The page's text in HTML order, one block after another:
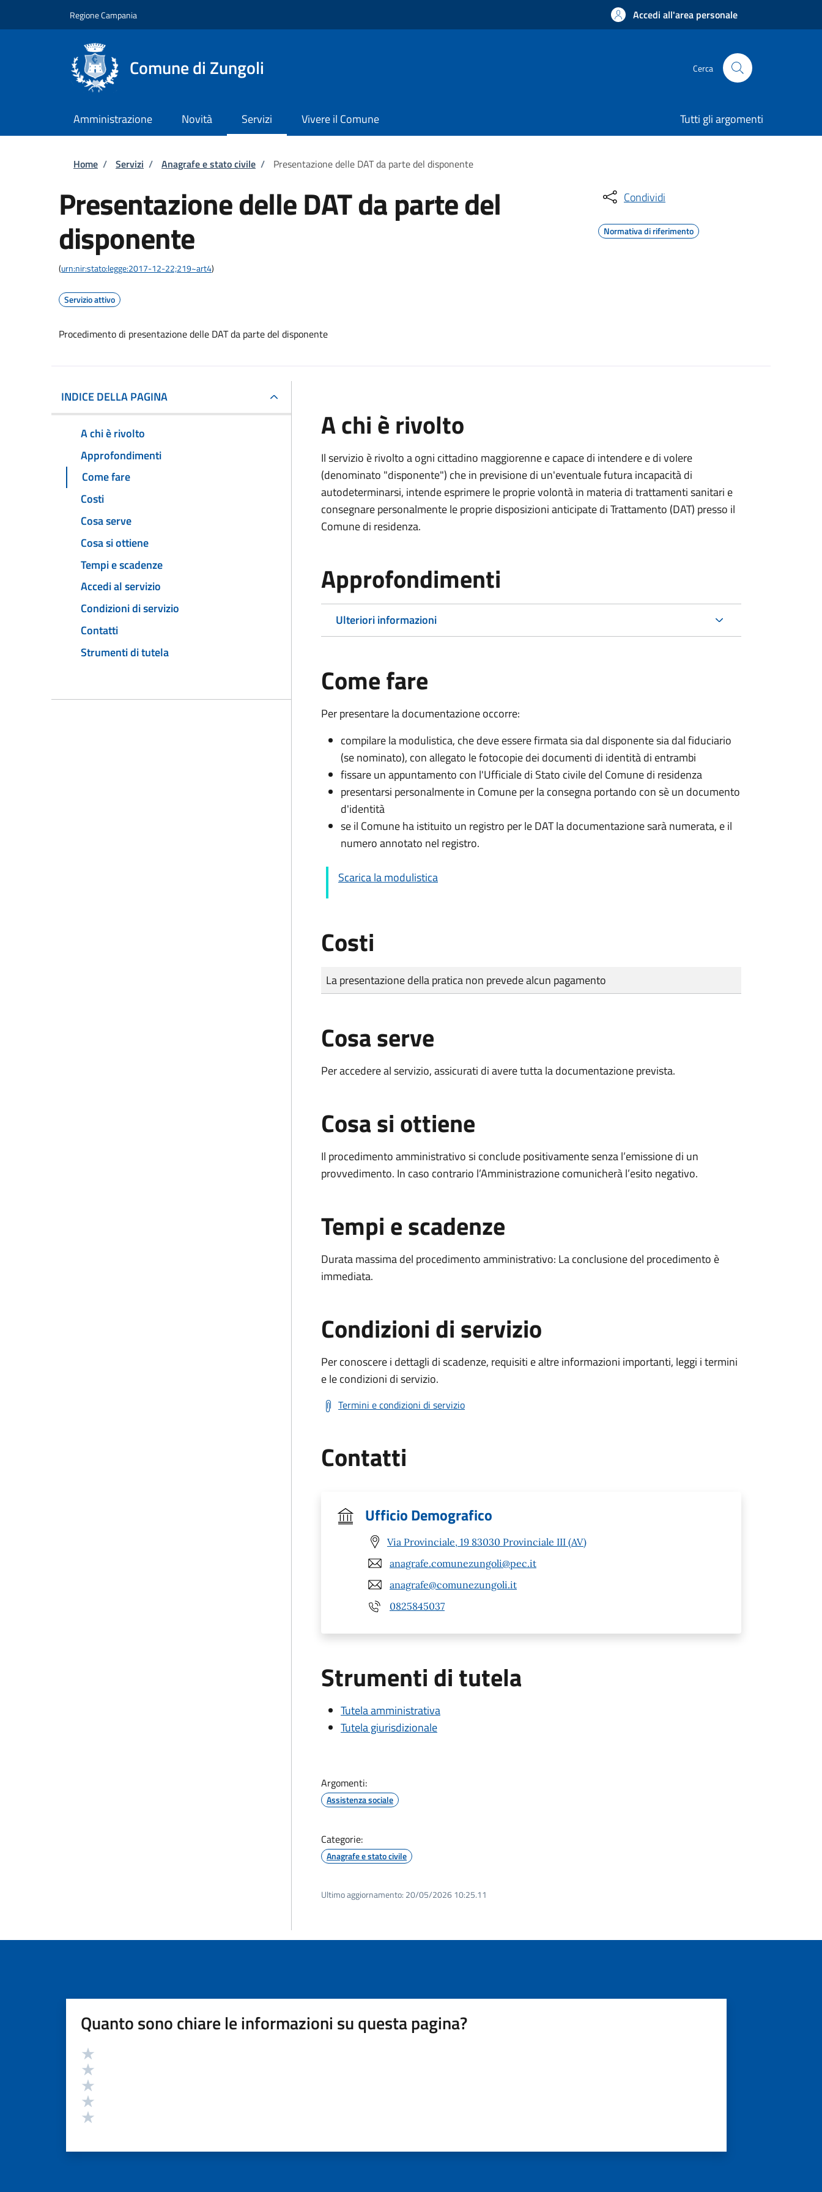
Regione Campania Accedi all'area personale
Comune di Zungoli Cerca
Amministrazione Novità Servizi Vivere il Comune Tutti gli argomenti
Briciole di pane
Home / Servizi / Anagrafe e stato civile / Presentazione delle DAT da parte del disponente
Presentazione delle DAT da parte del
disponente
(urn:nir:stato:legge:2017-12-22;219~art4)
Servizio attivo
Procedimento di presentazione delle DAT da parte del disponente
Condividi
Normativa di riferimento
INDICE DELLA PAGINA
A chi è rivolto
Approfondimenti
Come fare
Costi
Cosa serve
Cosa si ottiene
Tempi e scadenze
Accedi al servizio
Condizioni di servizio
Contatti
Strumenti di tutela
A chi è rivolto
Il servizio è rivolto a ogni cittadino maggiorenne e capace di intendere e di volere
(denominato "disponente") che in previsione di un'eventuale futura incapacità di
autodeterminarsi, intende esprimere le proprie volontà in materia di trattamenti sanitari e
consegnare personalmente le proprie disposizioni anticipate di Trattamento (DAT) presso il
Comune di residenza.
Approfondimenti
Ulteriori informazioni
Come fare
Per presentare la documentazione occorre:
compilare la modulistica, che deve essere firmata sia dal disponente sia dal fiduciario
(se nominato), con allegato le fotocopie dei documenti di identità di entrambi
fissare un appuntamento con l'Ufficiale di Stato civile del Comune di residenza
presentarsi personalmente in Comune per la consegna portando con sè un documento
d'identità
se il Comune ha istituito un registro per le DAT la documentazione sarà numerata, e il
numero annotato nel registro.
Scarica la modulistica
Costi
Tipo di pagamento
Importo
La presentazione della pratica non prevede alcun pagamento
Cosa serve
Per accedere al servizio, assicurati di avere tutta la documentazione prevista.
Cosa si ottiene
Il procedimento amministrativo si conclude positivamente senza l’emissione di un
provvedimento. In caso contrario l’Amministrazione comunicherà l’esito negativo.
Tempi e scadenze
Durata massima del procedimento amministrativo: La conclusione del procedimento è
immediata.
Condizioni di servizio
Per conoscere i dettagli di scadenze, requisiti e altre informazioni importanti, leggi i termini
e le condizioni di servizio.
Termini e condizioni di servizio
Contatti
Ufficio Demografico
Via Provinciale, 19 83030 Provinciale III (AV)
anagrafe.comunezungoli@pec.it
anagrafe@comunezungoli.it
0825845037
Strumenti di tutela
Tutela amministrativa
Tutela giurisdizionale
Argomenti:
Assistenza sociale
Categorie:
Anagrafe e stato civile
Ultimo aggiornamento: 20/05/2026 10:25.11
Quanto sono chiare le informazioni su questa pagina?
Valutazione